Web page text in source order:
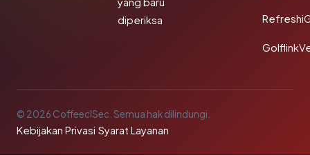
diperiksa
© 2026 CoffeeclSec. Semua hak dilindungi.
Kebijakan Privasi·Syarat Layanan